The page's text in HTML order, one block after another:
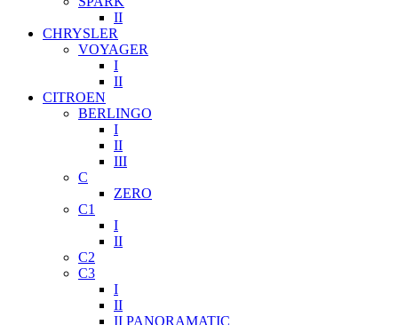
II
CHRYSLER
VOYAGER
I
II
CITROEN
BERLINGO
I
II
III
C
ZERO
C1
I
II
C2
C3
I
II
II PANORAMATIC